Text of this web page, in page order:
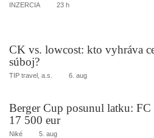
INZERCIA 23 h
CK vs. lowcost: kto vyhráva
súboj?
TIP travel, a.s. 6. aug
Berger Cup posunul latku: FC
17 500 eur
Niké 5. aug